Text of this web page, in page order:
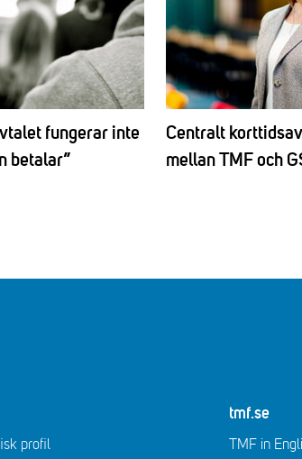
fungerar inte
betalar”
Centralt
mellan TMF och
profil
tmf.se
TMF in